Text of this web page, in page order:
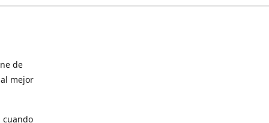
de
mejor
cuando